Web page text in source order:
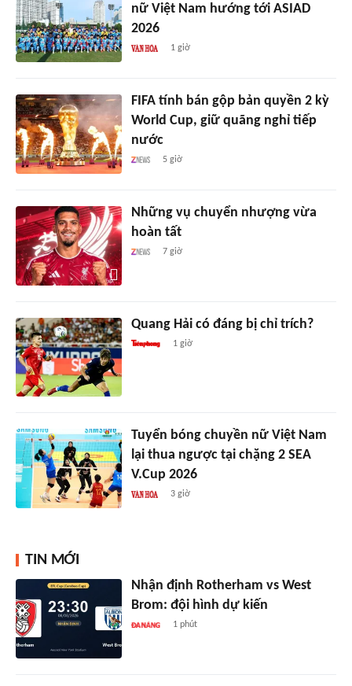
nữ Việt Nam hướng tới ASIAD
2026
1 giờ
FIFA tính bán gộp bản quyền 2 kỳ
World Cup, giữ quãng nghỉ tiếp
nước
5 giờ
Những vụ chuyển nhượng vừa
hoàn tất
7 giờ
Quang Hải có đáng bị chỉ trích?
1 giờ
Tuyển bóng chuyền nữ Việt Nam
lại thua ngược tại chặng 2 SEA
V.Cup 2026
3 giờ
TIN MỚI
Nhận định Rotherham vs West
Brom: đội hình dự kiến
1 phút